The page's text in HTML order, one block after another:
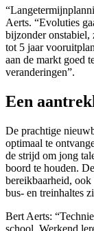
Aerts. “Evoluties
bijzonder onstabiel,
tot 5 jaar
aan de markt goed
veranderingen”.
Een
De prachtige
optimaal te
de strijd om jong
boord te houden.
bereikbaarheid,
bus- en treinhaltes
Bert Aerts:
school. Werkend